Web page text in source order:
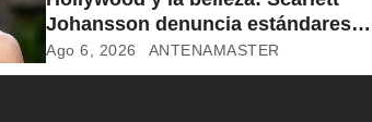
Johansson denuncia estándares
inalcanzables
Ago 6, 2026 ANTENAMASTER